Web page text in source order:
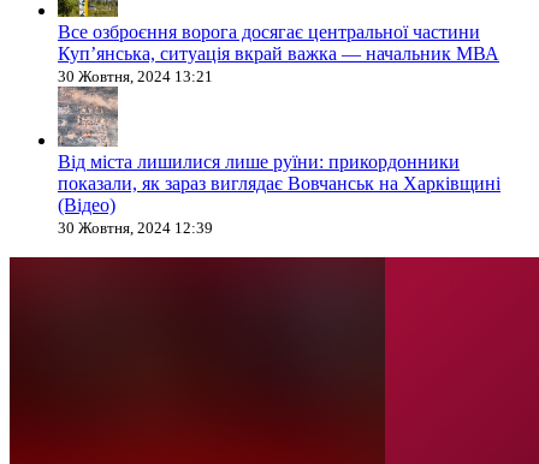
Все озброєння ворога досягає центральної частини
Куп’янська, ситуація вкрай важка — начальник МВА
30 Жовтня, 2024 13:21
Від міста лишилися лише руїни: прикордонники
показали, як зараз виглядає Вовчанськ на Харківщині
(Відео)
30 Жовтня, 2024 12:39